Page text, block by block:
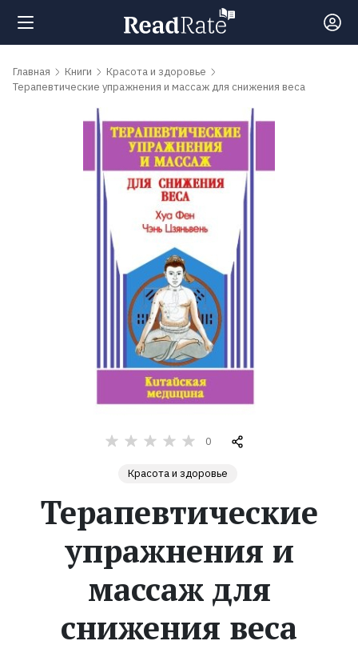
Поиск
Коллекции
Главная Книги
Красота и здоровье
Терапевтические упражнения и массаж для снижения веса
0
Красота и здоровье
Терапевтические
упражнения и
массаж для
снижения веса